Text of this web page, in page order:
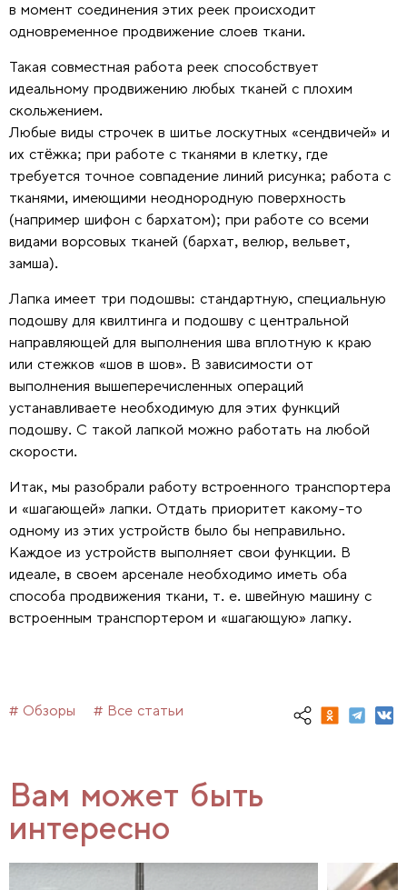
в момент соединения этих реек происходит
одновременное продвижение слоев ткани.
Такая совместная работа реек способствует
идеальному продвижению любых тканей с плохим
скольжением.
Любые виды строчек в шитье лоскутных «сендвичей» и
их стёжка; при работе с тканями в клетку, где
требуется точное совпадение линий рисунка; работа с
тканями, имеющими неоднородную поверхность
(например шифон с бархатом); при работе со всеми
видами ворсовых тканей (бархат, велюр, вельвет,
замша).
Лапка имеет три подошвы: стандартную, специальную
подошву для квилтинга и подошву с центральной
направляющей для выполнения шва вплотную к краю
или стежков «шов в шов». В зависимости от
выполнения вышеперечисленных операций
устанавливаете необходимую для этих функций
подошву. С такой лапкой можно работать на любой
скорости.
Итак, мы разобрали работу встроенного транспортера
и «шагающей» лапки. Отдать приоритет какому-то
одному из этих устройств было бы неправильно.
Каждое из устройств выполняет свои функции. В
идеале, в своем арсенале необходимо иметь оба
способа продвижения ткани, т. е. швейную машину с
встроенным транспортером и «шагающую» лапку.
# Обзоры # Все статьи
Вам может быть
интересно